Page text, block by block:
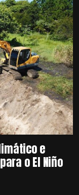
e
o El Niño